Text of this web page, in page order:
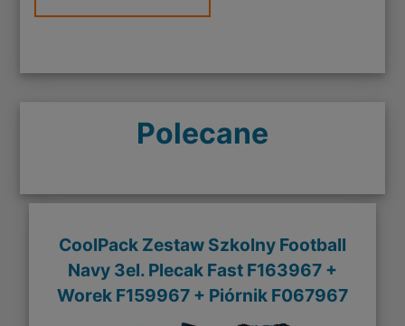
Polecane
CoolPack Zestaw Szkolny Football
Navy 3el. Plecak Fast F163967 +
Worek F159967 + Piórnik F067967